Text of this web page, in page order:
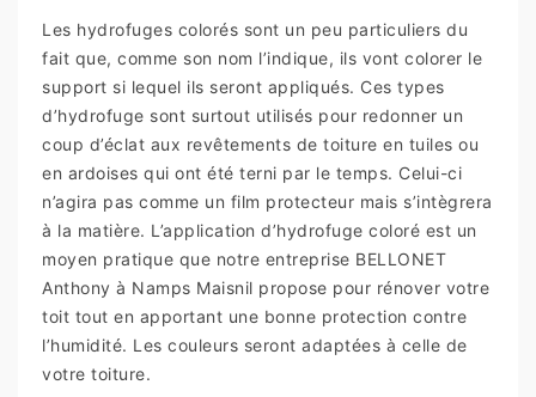
Les hydrofuges colorés sont un peu particuliers du
fait que, comme son nom l’indique, ils vont colorer le
support si lequel ils seront appliqués. Ces types
d’hydrofuge sont surtout utilisés pour redonner un
coup d’éclat aux revêtements de toiture en tuiles ou
en ardoises qui ont été terni par le temps. Celui-ci
n’agira pas comme un film protecteur mais s’intègrera
à la matière. L’application d’hydrofuge coloré est un
moyen pratique que notre entreprise BELLONET
Anthony à Namps Maisnil propose pour rénover votre
toit tout en apportant une bonne protection contre
l’humidité. Les couleurs seront adaptées à celle de
votre toiture.